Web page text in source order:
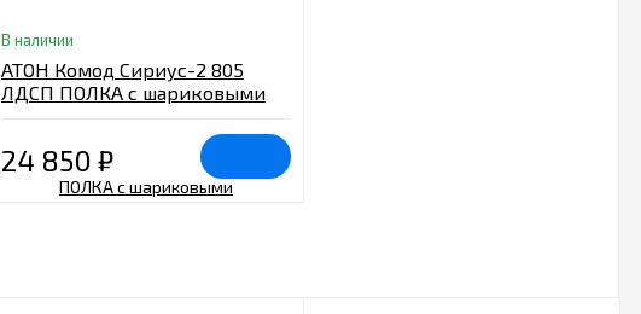
В наличии
АТОН Комод Сириус-2 805
ЛДСП ПОЛКА с шариковыми
24 850 ₽